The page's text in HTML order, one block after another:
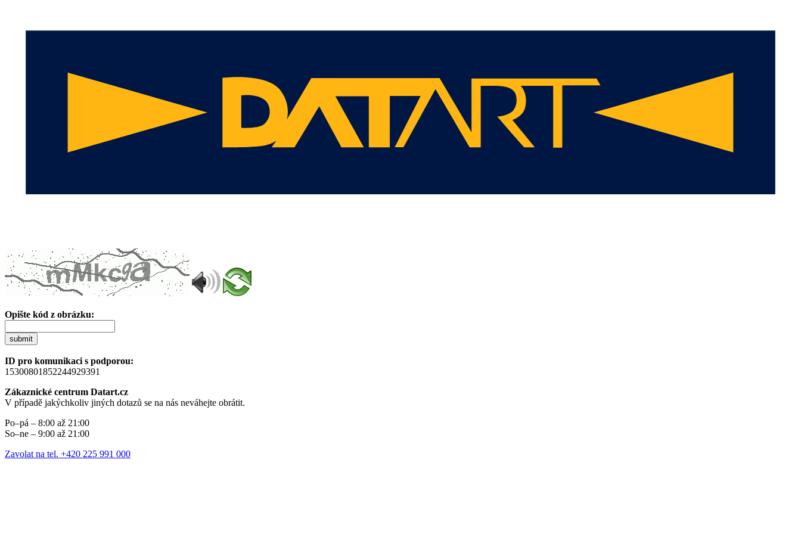
Opište kód z obrázku:
submit
ID pro komunikaci s podporou:
15300801852244929391
Zákaznické centrum Datart.cz
V případě jakýchkoliv jiných dotazů se na nás neváhejte obrátit.
Po–pá – 8:00 až 21:00
So–ne – 9:00 až 21:00
Zavolat na tel. +420 225 991 000